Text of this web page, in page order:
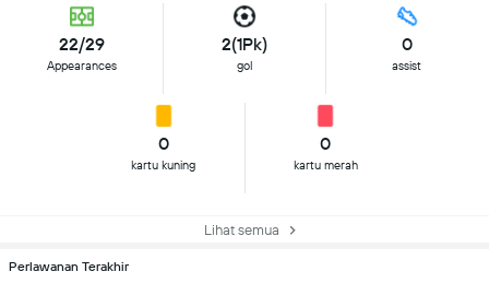
22/29
Appearances
2(1Pk)
gol
0
assist
0
kartu kuning
0
kartu merah
Lihat semua
Perlawanan Terakhir